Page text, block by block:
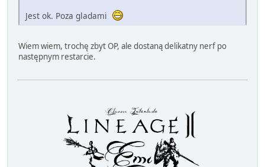
Jest ok. Poza gladami
Wiem wiem, trochę zbyt OP, ale dostaną delikatny nerf po
następnym restarcie.